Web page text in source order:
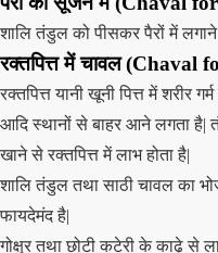
शालि तंडुल को पीसकर पैरों में
रक्तपित्त मेंचावल (Chaval
रक्तपित्त यानी खूनी पित्त में शरीर
आदि स्थानों से बाहर आने लगता है|
खाने से रक्तपित्त में लाभ होता है|
शालि तंडुल तथा साठी चावल का
फायदेमंद है|
गोक्षुर तथा छोटी कटेरी के काढ़े से